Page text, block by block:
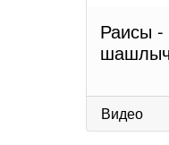
Раисы -
Видео